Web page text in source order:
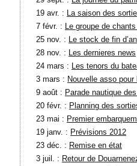
19 avr. :
La saison des
7 févr. :
Le groupe de
25 nov. :
Le stock de fin
28 nov. :
Les dernieres news
24 mars :
Les tenors du
3 mars : Nouvelle asso
9 août : Parade nautique
20 févr. : Planning des
23 mai : Premier
19 janv. : Prévisions 2012
23 déc. : Remise en état
3 juil. : Retour de